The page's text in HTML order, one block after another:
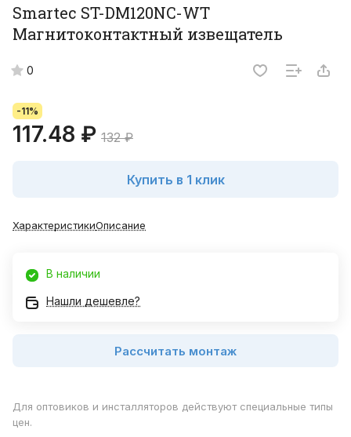
Smartec ST-DM120NC-WT
Магнитоконтактный извещатель
0
-11%
117.48 ₽ 132 ₽
Купить в 1 клик
ХарактеристикиОписание
В наличии
Нашли дешевле?
Рассчитать монтаж
Для оптовиков и инсталляторов действуют специальные типы
цен.